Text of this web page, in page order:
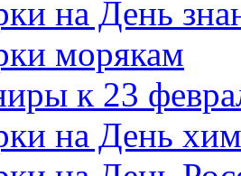
на День
морякам
к 23
на День